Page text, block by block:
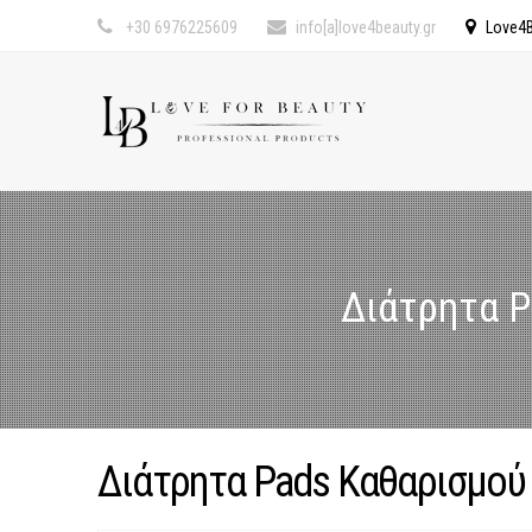
+30 6976225609 info[a]love4beauty.gr
Διάτρητα
Διάτρητα Pads